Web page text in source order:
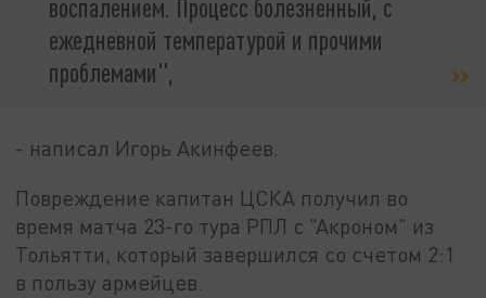
воспалением. Процесс болезненный, с
ежедневной температурой и прочими
проблемами",
- написал Игорь Акинфеев.
Повреждение капитан ЦСКА получил во
время матча 23-го тура РПЛ с "Акроном" из
Тольятти, который завершился со счетом 2:1
в пользу армейцев.